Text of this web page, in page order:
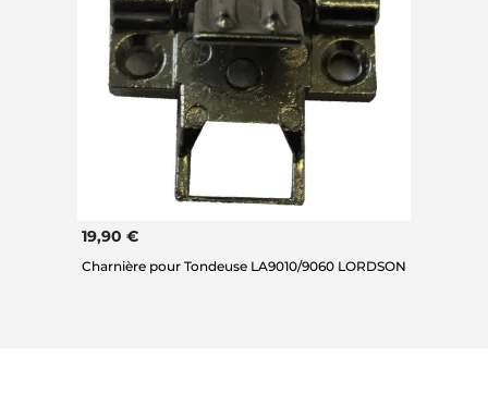
19,90 €
Charnière pour Tondeuse LA9010/9060 LORDSON